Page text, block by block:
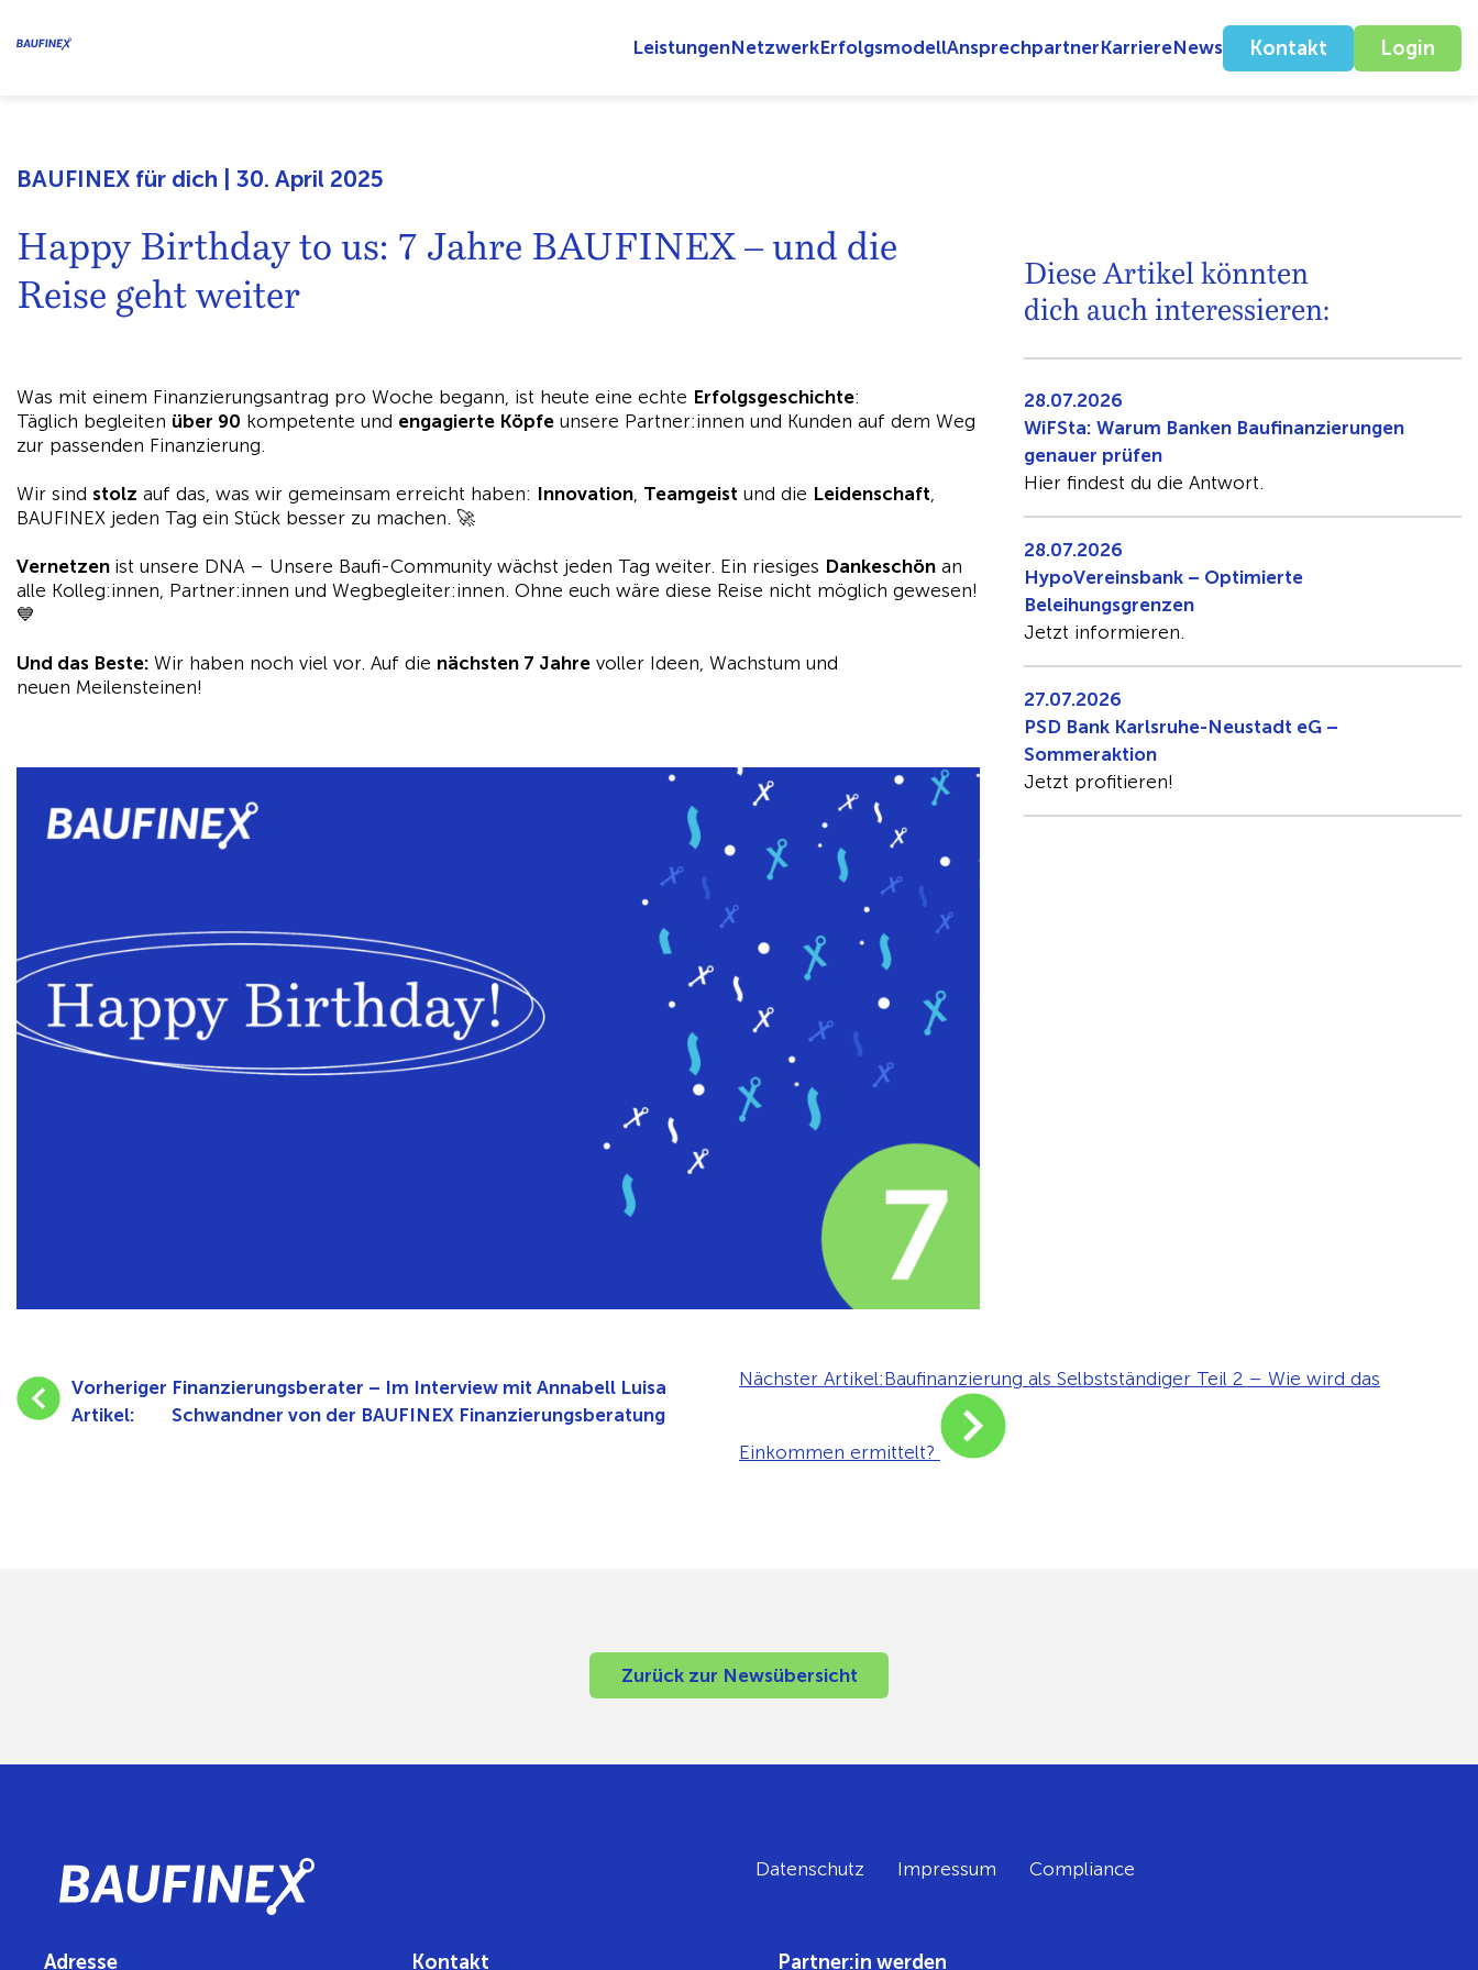
LeistungenNetzwerkErfolgsmodellAnsprechpartnerKarriereNews Kontakt Login
BAUFINEX für dich | 30. April 2025
Happy Birthday to us: 7 Jahre BAUFINEX – und die
Reise geht weiter
Was mit einem Finanzierungsantrag pro Woche begann, ist heute eine echte Erfolgsgeschichte:
Täglich begleiten über 90 kompetente und engagierte Köpfe unsere Partner:innen und Kunden auf dem Weg
zur passenden Finanzierung.
Wir sind stolz auf das, was wir gemeinsam erreicht haben: Innovation Teamgeist und die Leidenschaft
BAUFINEX jeden Tag ein Stück besser zu machen. 🚀
Vernetzen ist unsere DNA – Unsere Baufi-Community wächst jeden Tag weiter. Ein riesiges Dankeschön an
alle Kolleg:innen, Partner:innen und Wegbegleiter:innen. Ohne euch wäre diese Reise nicht möglich gewesen!
💙
Und das Beste: Wir haben noch viel vor. Auf die nächsten 7 Jahre voller Ideen, Wachstum und
neuen Meilensteinen!
Diese Artikel könnten
dich auch interessieren:
28.07.2026
WiFSta: Warum Banken Baufinanzierungen
genauer prüfen
Hier findest du die Antwort.
28.07.2026
HypoVereinsbank – Optimierte
Beleihungsgrenzen
Jetzt informieren.
27.07.2026
PSD Bank Karlsruhe-Neustadt eG –
Sommeraktion
Jetzt profitieren!
Vorheriger
Artikel:
Finanzierungsberater – Im Interview mit Annabell Luisa
Schwandner von der BAUFINEX Finanzierungsberatung
Nächster Artikel:Baufinanzierung als Selbstständiger Teil 2 – Wie wird das
Einkommen ermittelt?
Zurück zur Newsübersicht
Datenschutz Impressum Compliance
Adresse Kontakt Partner:in werden